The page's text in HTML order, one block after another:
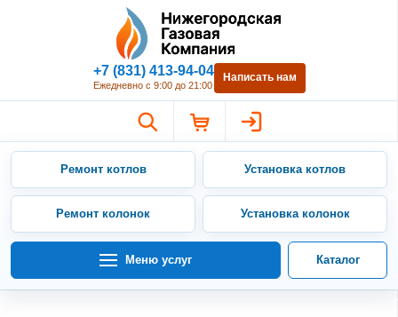
Нижегородская Газовая
+7 (831) 413-94-04
Ежедневно с 9:00 до 21:00
Написать нам
Ремонт котлов Установка котлов
Ремонт колонок Установка колонок
Меню услуг Каталог